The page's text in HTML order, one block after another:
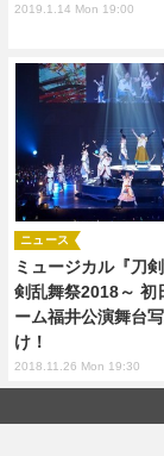
2019.1.14 Mon 19:00
ミュージカル『刀
剣乱舞祭2018～ 初
ーム福井公演舞台
け！
ニュース
2018.11.26 Mon 19:30